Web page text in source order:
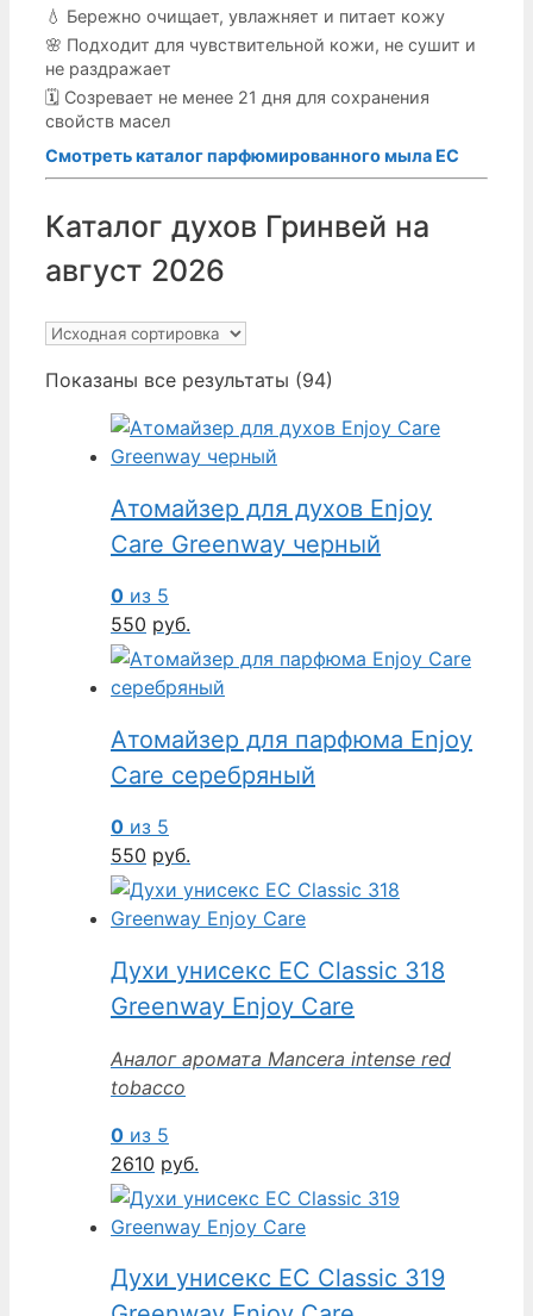
💧 Бережно очищает, увлажняет и питает кожу
🌸 Подходит для чувствительной кожи, не сушит и
не раздражает
🗓 Созревает не менее 21 дня для сохранения
свойств масел
Смотреть каталог парфюмированного мыла EC
Каталог духов Гринвей на
август 2026
Показаны все результаты (94)
Атомайзер для духов Enjoy
Care Greenway черный
0 из 5
550 руб.
Атомайзер для парфюма Enjoy
Care серебряный
0 из 5
550 руб.
Духи унисекс EC Classic 318
Greenway Enjoy Care
Аналог аромата Mancera intense red
tobacco
0 из 5
2610 руб.
Духи унисекс EC Classic 319